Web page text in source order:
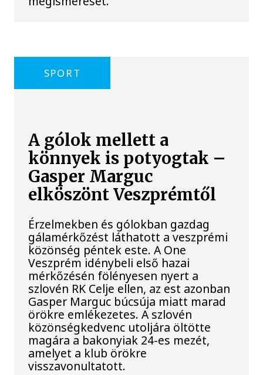
SPORT
A gólok mellett a
könnyek is potyogtak –
Gasper Marguc
elköszönt Veszprémtől
Érzelmekben és gólokban gazdag
gálamérkőzést láthatott a veszprémi
közönség péntek este. A One
Veszprém idénybeli első hazai
mérkőzésén fölényesen nyert a
szlovén RK Celje ellen, az est azonban
Gasper Marguc búcsúja miatt marad
örökre emlékezetes. A szlovén
közönségkedvenc utoljára öltötte
magára a bakonyiak 24-es mezét,
amelyet a klub örökre
visszavonultatott.